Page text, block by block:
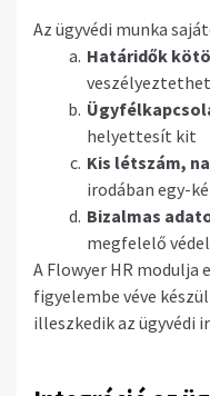
Az ügyvédi munka
Határidők
helyettesít kit
Kis létszám,
irodában egy-
Bizalmas
megfelelő
A Flowyer HR modulja
figyelembe véve
illeszkedik az ügyvédi